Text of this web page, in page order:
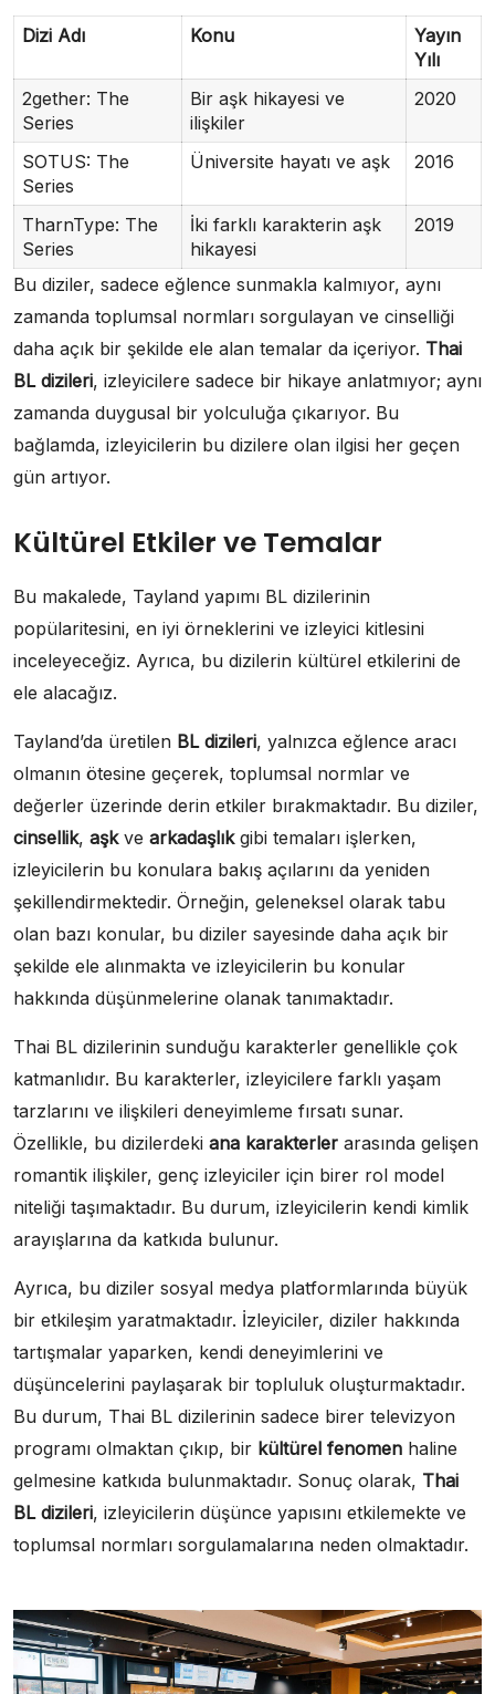
Dizi Adı Konu
Yayın
Yılı
2gether: The
Series
Bir aşk hikayesi ve
ilişkiler
2020
SOTUS: The
Series
Üniversite hayatı ve aşk 2016
TharnType: The
Series
İki farklı karakterin aşk
hikayesi
2019
Bu diziler, sadece eğlence sunmakla kalmıyor, aynı
zamanda toplumsal normları sorgulayan ve cinselliği
daha açık bir şekilde ele alan temalar da içeriyor. Thai
BL dizileri, izleyicilere sadece bir hikaye anlatmıyor; aynı
zamanda duygusal bir yolculuğa çıkarıyor. Bu
bağlamda, izleyicilerin bu dizilere olan ilgisi her geçen
gün artıyor.
Kültürel Etkiler ve Temalar
Bu makalede, Tayland yapımı BL dizilerinin
popülaritesini, en iyi örneklerini ve izleyici kitlesini
inceleyeceğiz. Ayrıca, bu dizilerin kültürel etkilerini de
ele alacağız.
Tayland’da üretilen BL dizileri, yalnızca eğlence aracı
olmanın ötesine geçerek, toplumsal normlar ve
değerler üzerinde derin etkiler bırakmaktadır. Bu diziler,
cinsellik, aşkve arkadaşlıkgibi temaları işlerken,
izleyicilerin bu konulara bakış açılarını da yeniden
şekillendirmektedir. Örneğin, geleneksel olarak tabu
olan bazı konular, bu diziler sayesinde daha açık bir
şekilde ele alınmakta ve izleyicilerin bu konular
hakkında düşünmelerine olanak tanımaktadır.
Thai BL dizilerinin sunduğu karakterler genellikle çok
katmanlıdır. Bu karakterler, izleyicilere farklı yaşam
tarzlarını ve ilişkileri deneyimleme fırsatı sunar.
Özellikle, bu dizilerdeki ana karakterler arasında gelişen
romantik ilişkiler, genç izleyiciler için birer rol model
niteliği taşımaktadır. Bu durum, izleyicilerin kendi kimlik
arayışlarına da katkıda bulunur.
Ayrıca, bu diziler sosyal medya platformlarında büyük
bir etkileşim yaratmaktadır. İzleyiciler, diziler hakkında
tartışmalar yaparken, kendi deneyimlerini ve
düşüncelerini paylaşarak bir topluluk oluşturmaktadır.
Bu durum, Thai BL dizilerinin sadece birer televizyon
programı olmaktan çıkıp, bir kültürel fenomen haline
gelmesine katkıda bulunmaktadır. Sonuç olarak, Thai
BL dizileri, izleyicilerin düşünce yapısını etkilemekte ve
toplumsal normları sorgulamalarına neden olmaktadır.